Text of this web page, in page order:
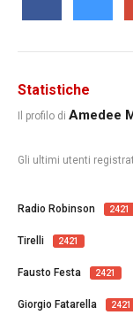
Statistiche
Il profilo di Amedee
Gli ultimi utenti
Radio Robinson 2421
Tirelli 2421
Fausto Festa 2421
Giorgio Fatarella 2421